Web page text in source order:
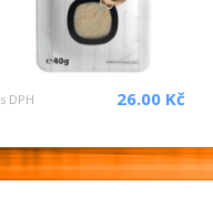
s DPH 26.00 Kč